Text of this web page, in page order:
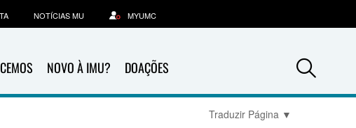
NOVO À IMU? DOAÇÕES
NOTÍCIAS MU MYUMC
Traduzir Página ▼